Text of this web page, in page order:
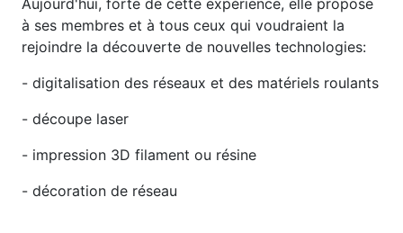
Aujourd'hui, forte de cette expérience, elle propose
à ses membres et à tous ceux qui voudraient la
rejoindre la découverte de nouvelles technologies:
- digitalisation des réseaux et des matériels roulants
- découpe laser
- impression 3D filament ou résine
- décoration de réseau